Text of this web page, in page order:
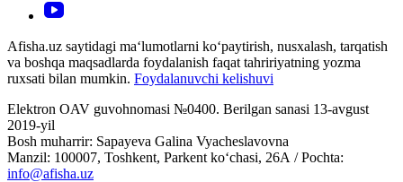
Afisha.uz saytidagi ma‘lumotlarni ko‘paytirish, nusxalash, tarqatish
va boshqa maqsadlarda foydalanish faqat tahririyatning yozma
ruxsati bilan mumkin. Foydalanuvchi kelishuvi
Elektron OAV guvohnomasi №0400. Berilgan sanasi 13-avgust
2019-yil
Bosh muharrir: Sapayeva Galina Vyacheslavovna
Manzil: 100007, Toshkent, Parkent ko‘chasi, 26А / Pochta:
info@afisha.uz